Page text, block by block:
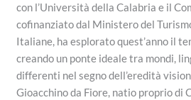
con l’Università della Calabria e il
cofinanziato dal Ministero del
Italiane, ha esplorato quest’anno il
creando un ponte ideale tra mondi,
differenti nel segno dell’eredità
Gioacchino da Fiore, natio proprio di